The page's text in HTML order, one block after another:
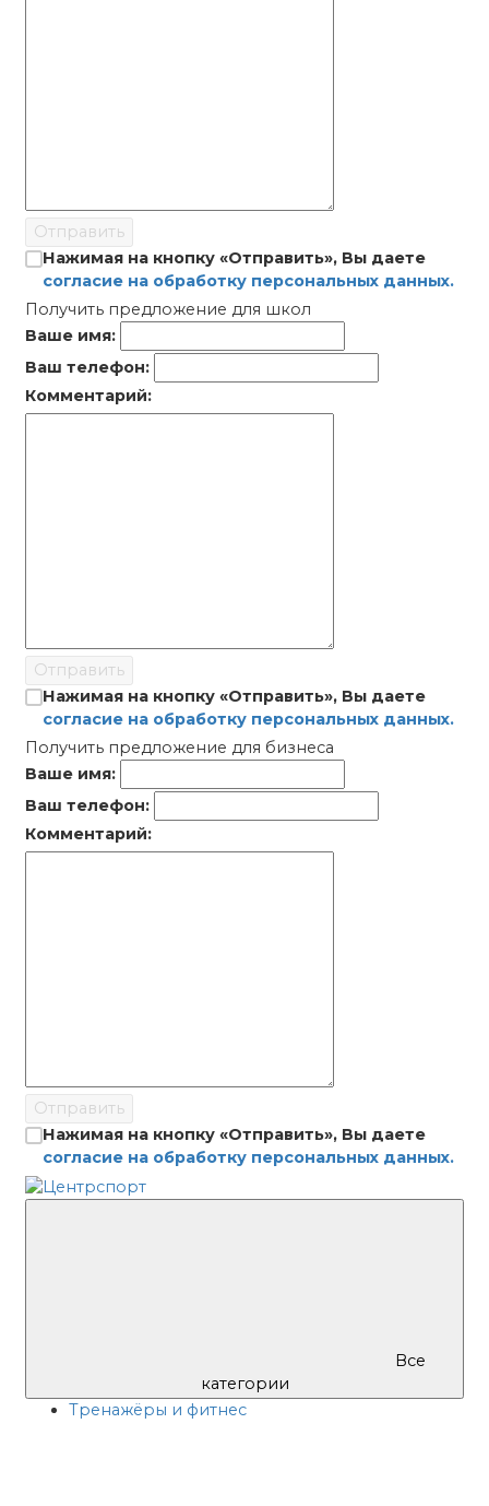
Отправить
Нажимая на кнопку «Отправить», Вы даете
согласие на обработку персональных данных.
Получить предложение для школ
Ваше имя:
Ваш телефон:
Комментарий:
Отправить
Нажимая на кнопку «Отправить», Вы даете
согласие на обработку персональных данных.
Получить предложение для бизнеса
Ваше имя:
Ваш телефон:
Комментарий:
Отправить
Нажимая на кнопку «Отправить», Вы даете
согласие на обработку персональных данных.
Все
категории
Тренажёры и фитнес